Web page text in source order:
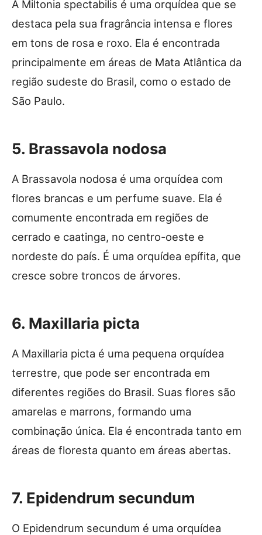
A Miltonia spectabilis é uma orquídea que se
destaca pela sua fragrância intensa e flores
em tons de rosa e roxo. Ela é encontrada
principalmente em áreas de Mata Atlântica da
região sudeste do Brasil, como o estado de
São Paulo.
5. Brassavola nodosa
A Brassavola nodosa é uma orquídea com
flores brancas e um perfume suave. Ela é
comumente encontrada em regiões de
cerrado e caatinga, no centro-oeste e
nordeste do país. É uma orquídea epífita, que
cresce sobre troncos de árvores.
6. Maxillaria picta
A Maxillaria picta é uma pequena orquídea
terrestre, que pode ser encontrada em
diferentes regiões do Brasil. Suas flores são
amarelas e marrons, formando uma
combinação única. Ela é encontrada tanto em
áreas de floresta quanto em áreas abertas.
7. Epidendrum secundum
O Epidendrum secundum é uma orquídea